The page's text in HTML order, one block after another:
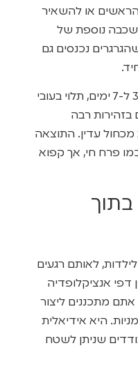
הראשים או להשאיר
נוספת של
נכנסים גם
תהליך זה הוא מהיר יחסית ולוקח בין 3 ל-7 ימים, תלוי בעובי
רבה
עדין. התוצאה
פרח חי, אך קפוא
בתוך
לאותם רגעים
דפי אנציקלופדיה
מתכננים ליצור
היא אידיאלית
שניתן לשטח